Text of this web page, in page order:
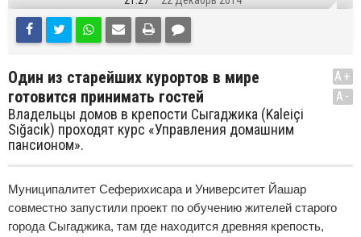
Один из старейших курортов в мире
готовится принимать гостей
Владельцы домов в крепости Сыгаджика (Kaleiçi
Sığacık) проходят курс «Управления домашним
пансионом».
A+
A-
Муниципалитет Сеферихисара и Университет Йашар
совместно запустили проект по обучению жителей старого
города Сыгаджика, там где находится древняя крепость,